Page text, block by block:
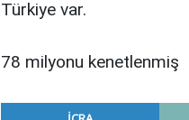
Türkiye var.
78 milyonu kenetlenmiş